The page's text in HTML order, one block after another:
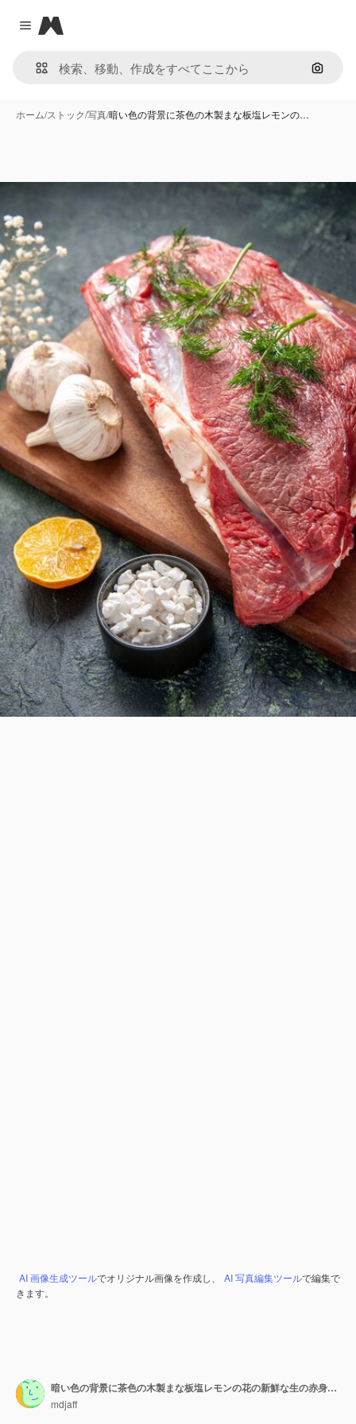
Close menu
Magnific
画像で
ホーム/ストック/写真/暗い色の背景に茶色の木製まな板塩レモンの…
AI 画像生成ツールでオリジナル画像を作成し、 AI 写真編集ツールで編集で
きます。
暗い色の背景に茶色の木製まな板塩レモンの花の新鮮な生の赤身の肉緑のニンニクナイフのクローズアップビュー
mdjaff